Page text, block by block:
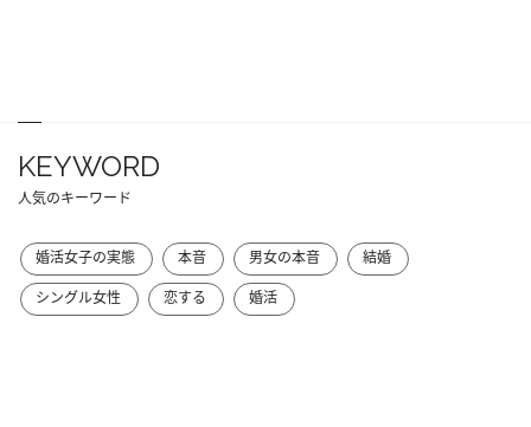
KEYWORD
人気のキーワード
婚活女子の実態 本音 男女の本音
結婚
シングル女性
恋する 婚活